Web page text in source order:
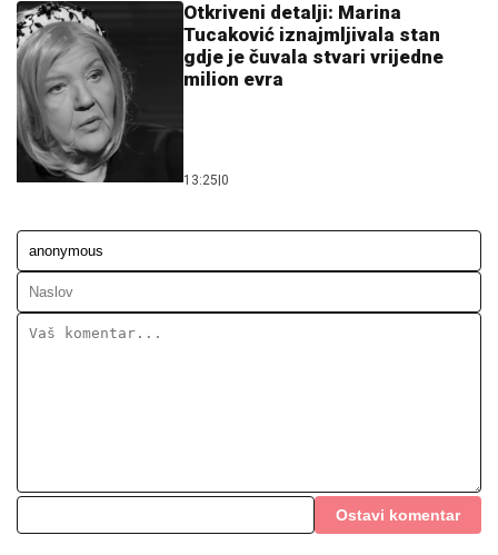
Otkriveni detalji: Marina
Tucaković iznajmljivala stan
gdje je čuvala stvari vrijedne
milion evra
13:25 0
Ostavi komentar